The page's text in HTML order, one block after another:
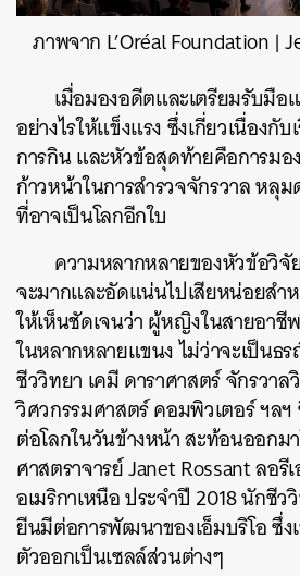
ภาพจาก L’Oréal Foundation |
เมื่อมองอดีตและเตรียมรับมื
อย่างไรให้แข็งแรง ซึ่งเกี่ยวเนื่องกั
การกิน และหัวข้อสุดท้ายคือการม
ก้าวหน้าในการสำรวจจักรวาล หลุ
ที่อาจเป็นโลกอีกใบ
ความหลากหลายของหัวข้อวิ
จะมากและอัดแน่นไปเสียหน่อยสำ
ให้เห็นชัดเจนว่า ผู้หญิงในสายอา
ในหลากหลายแขนง ไม่ว่าจะเป็นธ
ชีววิทยา เคมี ดาราศาสตร์ จักรวาล
วิศวกรรมศาสตร์ คอมพิวเตอร์ ฯล
ต่อโลกในวันข้างหน้า สะท้อนออกม
ศาสตราจารย์ Janet Rossant ลอ
อเมริกาเหนือ ประจำปี 2018 นัก
ยีนมีต่อการพัฒนาของเอ็มบริโอ ซึ่ง
ตัวออกเป็นเซลล์ส่วนต่างๆ